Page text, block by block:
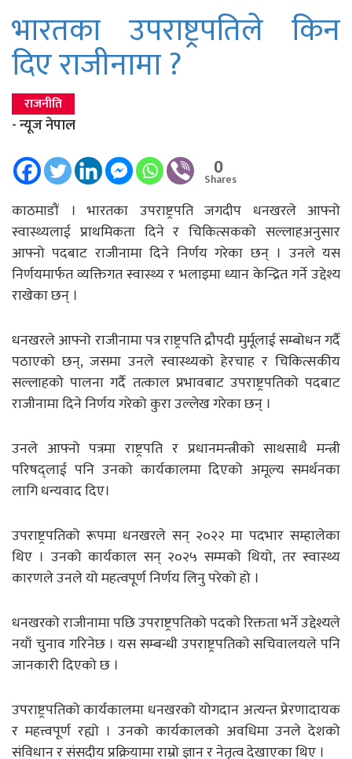
भारतका उपराष्ट्रपतिले किन
दिए राजीनामा ?
राजनीति
- न्यूज नेपाल
0
Shares
काठमाडौं । भारतका उपराष्ट्रपति जगदीप धनखरले आफ्नो
स्वास्थ्यलाई प्राथमिकता दिने र चिकित्सकको सल्लाहअनुसार
आफ्नो पदबाट राजीनामा दिने निर्णय गरेका छन् । उनले यस
निर्णयमार्फत व्यक्तिगत स्वास्थ्य र भलाइमा ध्यान केन्द्रित गर्ने उद्देश्य
राखेका छन् ।
धनखरले आफ्नो राजीनामा पत्र राष्ट्रपति द्रौपदी मुर्मूलाई सम्बोधन गर्दै
पठाएको छन्, जसमा उनले स्वास्थ्यको हेरचाह र चिकित्सकीय
सल्लाहको पालना गर्दै तत्काल प्रभावबाट उपराष्ट्रपतिको पदबाट
राजीनामा दिने निर्णय गरेको कुरा उल्लेख गरेका छन् ।
उनले आफ्नो पत्रमा राष्ट्रपति र प्रधानमन्त्रीको साथसाथै मन्त्री
परिषद्लाई पनि उनको कार्यकालमा दिएको अमूल्य समर्थनका
लागि धन्यवाद दिए।
उपराष्ट्रपतिको रूपमा धनखरले सन् २०२२ मा पदभार सम्हालेका
थिए । उनको कार्यकाल सन् २०२५ सम्मको थियो, तर स्वास्थ्य
कारणले उनले यो महत्वपूर्ण निर्णय लिनु परेको हो ।
धनखरको राजीनामा पछि उपराष्ट्रपतिको पदको रिक्तता भर्ने उद्देश्यले
नयाँ चुनाव गरिनेछ । यस सम्बन्धी उपराष्ट्रपतिको सचिवालयले पनि
जानकारी दिएको छ ।
उपराष्ट्रपतिको कार्यकालमा धनखरको योगदान अत्यन्त प्रेरणादायक
र महत्त्वपूर्ण रह्यो । उनको कार्यकालको अवधिमा उनले देशको
संविधान र संसदीय प्रक्रियामा राम्रो ज्ञान र नेतृत्व देखाएका थिए ।